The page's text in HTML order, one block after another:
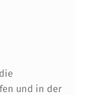
und in der